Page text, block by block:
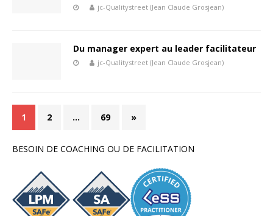
jc-Qualitystreet (Jean Claude Grosjean)
Du manager expert au leader facilitateur
jc-Qualitystreet (Jean Claude Grosjean)
1 2 … 69 »
BESOIN DE COACHING OU DE FACILITATION